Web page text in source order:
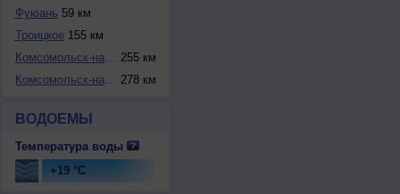
Фуюань 59 км
Троицкое155 км
Комсомольск-на-Ам... 255 км
Комсомольск-на-Ам... 278 км
ВОДОЕМЫ
Температура воды
+19 °C